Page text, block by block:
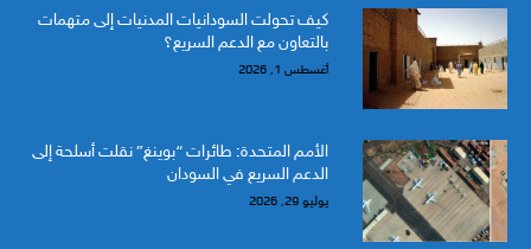
كيف تحولت السودانيات المدنيات إلى متهمات
بالتعاون مع الدعم السريع؟
أغسطس 1, 2026
الأمم المتحدة: طائرات “بوينغ” نقلت أسلحة إلى
الدعم السريع في السودان
يوليو 29, 2026